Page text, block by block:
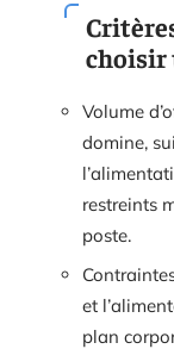
choisir
Volume
domine,
restreints
poste.
et
plan